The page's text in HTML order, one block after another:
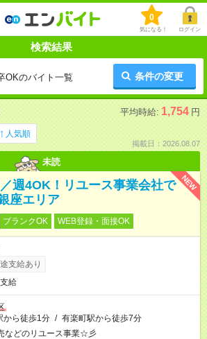
0
気になる！ ログイン
検索結果
OKのバイト一覧 条件の変更
平均時給: 1,754 円
人気順
掲載日：2026.08.07
未読
NEW
週4OK！リユース事業会社で
座エリア
ブランクOK WEB登録・面接OK
支給あり
給
から徒歩1分 / 有楽町駅から徒歩7分
などのリユース事業☆彡